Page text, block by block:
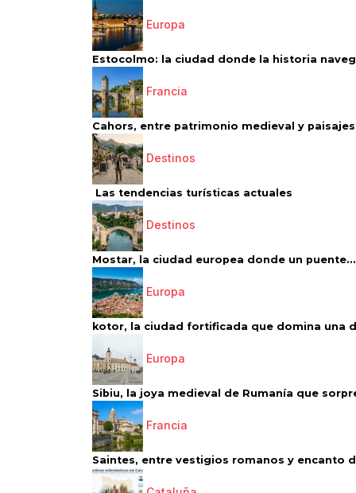
Europa
Estocolmo: la ciudad donde la historia
Francia
Cahors, entre patrimonio medieval y paisajes
Destinos
Las tendencias turísticas actuales
Destinos
Mostar, la ciudad europea donde un puente...
Europa
kotor, la ciudad fortificada que domina una
Europa
Sibiu, la joya medieval de Rumanía que
Francia
Saintes, entre vestigios romanos y encanto